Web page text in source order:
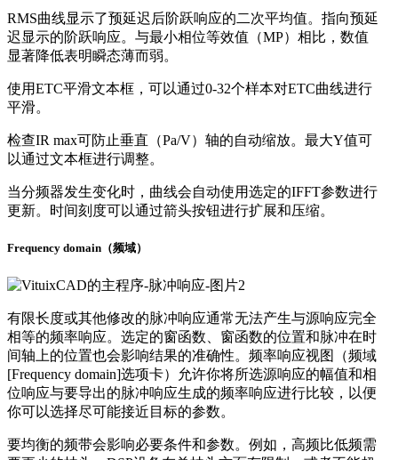
RMS曲线显示了预延迟后阶跃响应的二次平均值。指向预延
迟显示的阶跃响应。与最小相位等效值（MP）相比，数值
显著降低表明瞬态薄而弱。
使用ETC平滑文本框，可以通过0-32个样本对ETC曲线进行
平滑。
检查IR max可防止垂直（Pa/V）轴的自动缩放。最大Y值可
以通过文本框进行调整。
当分频器发生变化时，曲线会自动使用选定的IFFT参数进行
更新。时间刻度可以通过箭头按钮进行扩展和压缩。
Frequency domain（频域）
有限长度或其他修改的脉冲响应通常无法产生与源响应完全
相等的频率响应。选定的窗函数、窗函数的位置和脉冲在时
间轴上的位置也会影响结果的准确性。频率响应视图（频域
[Frequency domain]选项卡）允许你将所选源响应的幅值和相
位响应与要导出的脉冲响应生成的频率响应进行比较，以便
你可以选择尽可能接近目标的参数。
要均衡的频带会影响必要条件和参数。例如，高频比低频需